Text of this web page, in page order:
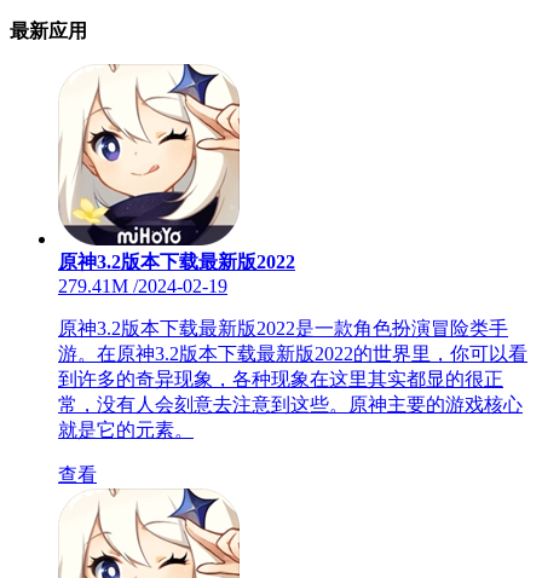
最新应用
原神3.2版本下载最新版2022
279.41M /2024-02-19
原神3.2版本下载最新版2022是一款角色扮演冒险类手
游。在原神3.2版本下载最新版2022的世界里，你可以看
到许多的奇异现象，各种现象在这里其实都显的很正
常，没有人会刻意去注意到这些。原神主要的游戏核心
就是它的元素。
查看